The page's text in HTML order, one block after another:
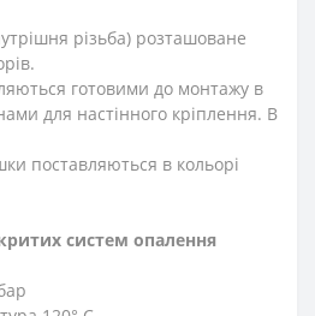
різьба) розташоване
готовими до монтажу в
для настінного кріплення. В
поставляються в кольорі
систем опалення